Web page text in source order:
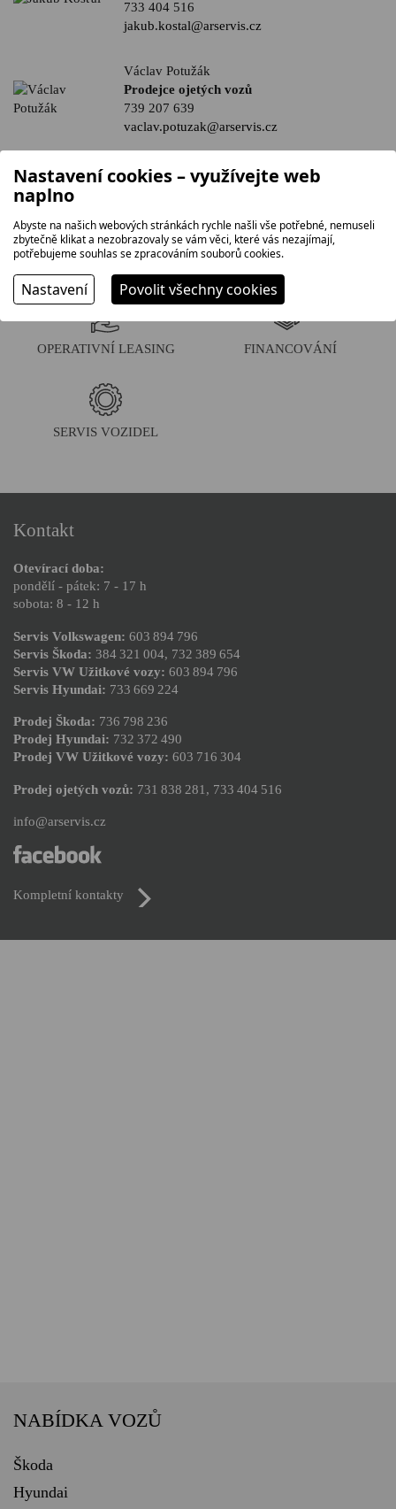
733 404 516
jakub.kostal@arservis.cz
Václav Potužák
Prodejce ojetých vozů
739 207 639
vaclav.potuzak@arservis.cz
OPERATIVNÍ LEASING FINANCOVÁNÍ
SERVIS VOZIDEL
Kontakt
Otevírací doba:
pondělí - pátek: 7 - 17 h
sobota: 8 - 12 h
Servis Volkswagen: 603 894 796
Servis Škoda: 384 321 004, 732 389 654
Servis VW Užitkové vozy: 603 894 796
Servis Hyundai: 733 669 224
Prodej Škoda: 736 798 236
Prodej Hyundai: 732 372 490
Prodej VW Užitkové vozy: 603 716 304
Prodej ojetých vozů: 731 838 281 , 733 404 516
info@arservis.cz
Kompletní kontakty
NABÍDKA VOZŮ
Škoda
Hyundai
Nastavení cookies – využívejte web
naplno
Abyste na našich webových stránkách rychle našli vše potřebné, nemuseli
zbytečně klikat a nezobrazovaly se vám věci, které vás nezajímají,
potřebujeme souhlas se zpracováním souborů cookies.
Nastavení Povolit všechny cookies